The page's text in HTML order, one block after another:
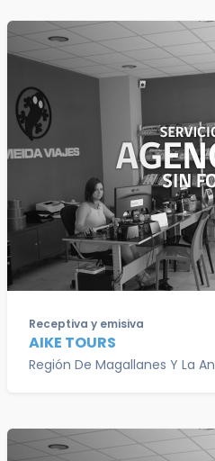
Receptiva y emisiva
AIKE TOURS
Región De Magallanes Y La